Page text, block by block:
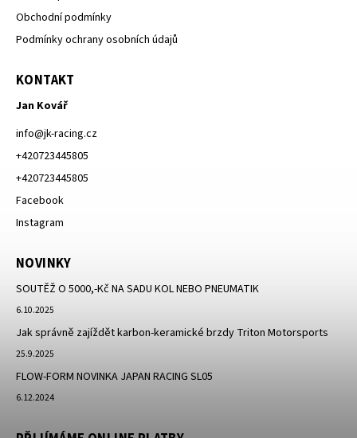
Obchodní podmínky
Podmínky ochrany osobních údajů
KONTAKT
Jan Kovář
info@jk-racing.cz
+420723445805
+420723445805
Facebook
Instagram
NOVINKY
SOUTĚŽ O 5000,-Kč NA SADU KOL NEBO PNEUMATIK
6.10.2025
Jak správně zajíždět karbon-keramické brzdy Triton Motorsports
25.9.2025
FLOW-FORM NOVINKA JAPAN RACING SL05
6.12.2024